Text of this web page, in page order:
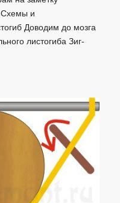
Схемы и
Доводим до мозга
листогиба Зиг-